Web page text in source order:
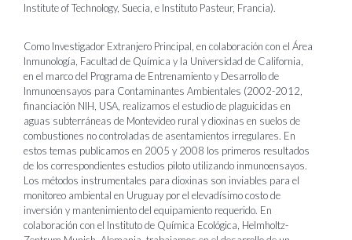
Institute of Technology, Suecia, e Instituto Pasteur, Francia).
Como Investigador Extranjero Principal, en colaboración con el Área
Inmunología, Facultad de Química y la Universidad de California,
en el marco del Programa de Entrenamiento y Desarrollo de
Inmunoensayos para Contaminantes Ambientales (2002-2012,
financiación NIH, USA, realizamos el estudio de plaguicidas en
aguas subterráneas de Montevideo rural y dioxinas en suelos de
combustiones no controladas de asentamientos irregulares. En
estos temas publicamos en 2005 y 2008 los primeros resultados
de los correspondientes estudios piloto utilizando inmunoensayos.
Los métodos instrumentales para dioxinas son inviables para el
monitoreo ambiental en Uruguay por el elevadísimo costo de
inversión y mantenimiento del equipamiento requerido. En
colaboración con el Instituto de Química Ecológica, Helmholtz-